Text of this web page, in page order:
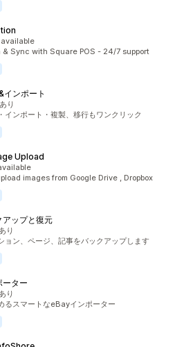
Sync with Square POS - 24/7 support
ンポート
り
インポート・複製、移行もワンクリック
Upload
images from Google Drive , Dropbox
ップと復元
り
ョン、ページ、記事をバックアップします
ター
り
るスマートなeBayインポーター